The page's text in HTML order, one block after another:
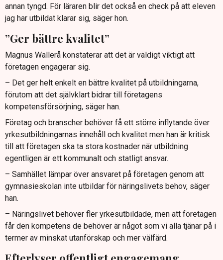
annan tyngd. För läraren blir det också en check på att eleven
jag har utbildat klarar sig, säger hon.
”Ger bättre kvalitet”
Magnus Wallerå konstaterar att det är väldigt viktigt att
företagen engagerar sig.
– Det ger helt enkelt en bättre kvalitet på utbildningarna,
förutom att det självklart bidrar till företagens
kompetensförsörjning, säger han.
Företag och branscher behöver få ett större inflytande över
yrkesutbildningarnas innehåll och kvalitet men han är kritisk
till att företagen ska ta stora kostnader när utbildning
egentligen är ett kommunalt och statligt ansvar.
– Samhället lämpar över ansvaret på företagen genom att
gymnasieskolan inte utbildar för näringslivets behov, säger
han.
– Näringslivet behöver fler yrkesutbildade, men att företagen
får den kompetens de behöver är något som vi alla tjänar på i
termer av minskat utanförskap och mer välfärd.